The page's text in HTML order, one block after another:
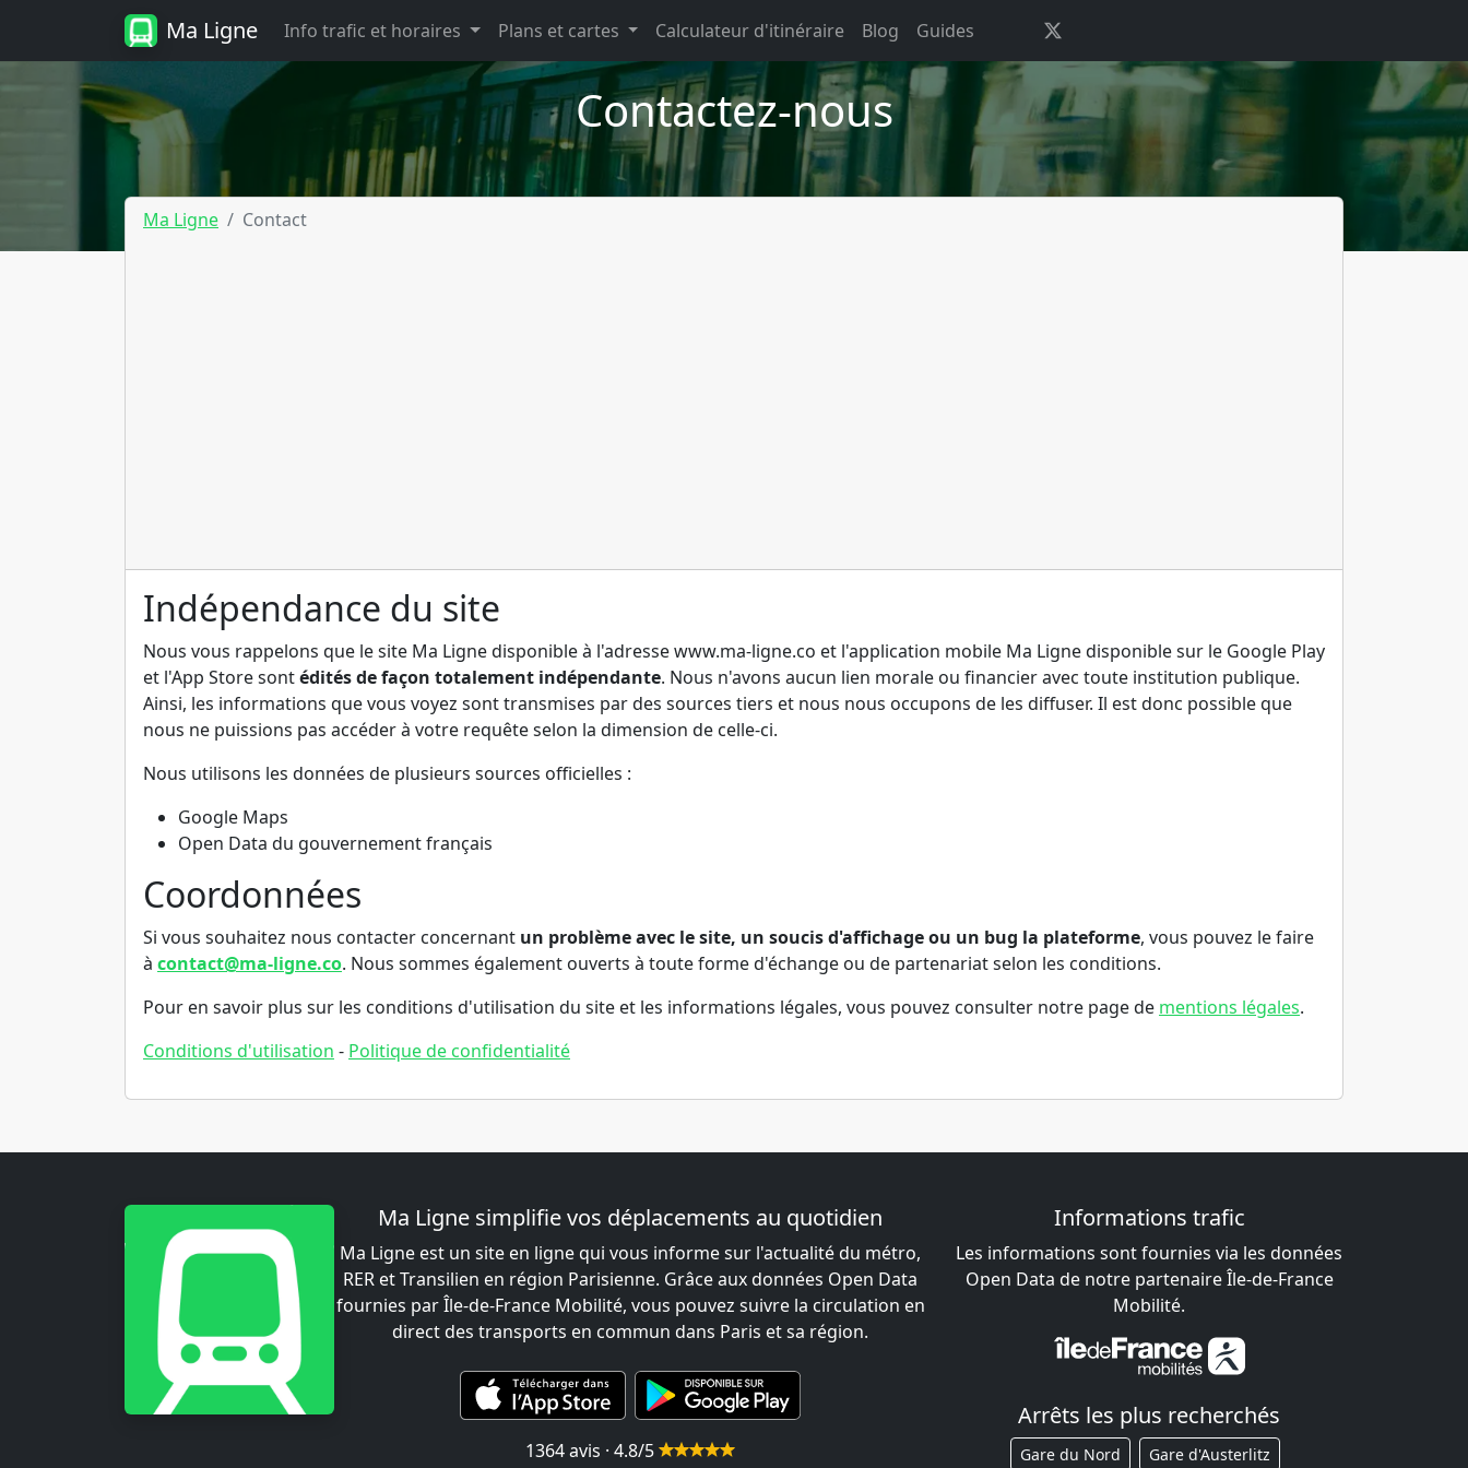
Ma Ligne Info trafic et horaires Plans et cartes Calculateur d'itinéraire Blog Guides
Contactez-nous
Ma Ligne Contact
Indépendance du site
Nous vous rappelons que le site Ma Ligne disponible à l'adresse www.ma-ligne.co et l'application mobile Ma Ligne disponible sur le Google Play
et l'App Store sontédités de façon totalement indépendante. Nous n'avons aucun lien morale ou financier avec toute institution publique.
Ainsi, les informations que vous voyez sont transmises par des sources tiers et nous nous occupons de les diffuser. Il est donc possible que
nous ne puissions pas accéder à votre requête selon la dimension de celle-ci.
Nous utilisons les données de plusieurs sources officielles :
Google Maps
Open Data du gouvernement français
Coordonnées
Si vous souhaitez nous contacter concernant un problème avec le site, un soucis d'affichage ou un bug la plateforme, vous pouvez le faire
à contact@ma-ligne.co. Nous sommes également ouverts à toute forme d'échange ou de partenariat selon les conditions.
Pour en savoir plus sur les conditions d'utilisation du site et les informations légales, vous pouvez consulter notre page de mentions légales.
Conditions d'utilisation - Politique de confidentialité
Ma Ligne simplifie vos déplacements au quotidien
Ma Ligne est un site en ligne qui vous informe sur l'actualité du métro,
RER et Transilien en région Parisienne. Grâce aux données Open Data
fournies par Île-de-France Mobilité, vous pouvez suivre la circulation en
direct des transports en commun dans Paris et sa région.
1364 avis · 4.8/5
Informations trafic
Les informations sont fournies via les données
Open Data de notre partenaire Île-de-France
Mobilité.
Arrêts les plus recherchés
Gare du Nord Gare d'Austerlitz